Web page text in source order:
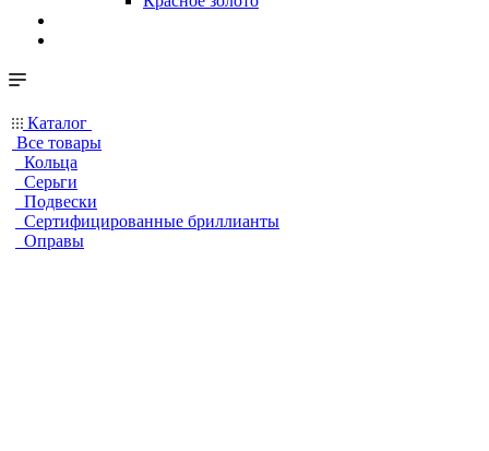
Каталог
Все товары
Кольца
Серьги
Подвески
Сертифицированные бриллианты
Оправы